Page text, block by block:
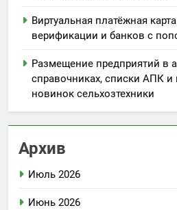
Виртуальная платёжная
верификации и банков с
Размещение предприятий в
справочниках, списки АПК и
новинок сельхозтехники
Архив
Июль 2026
Июнь 2026